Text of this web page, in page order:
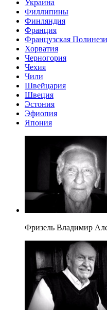
Украина
Филлипины
Финляндия
Франция
Французская
Хорватия
Черногория
Чехия
Чили
Швейцария
Швеция
Эстония
Эфиопия
Япония
Фризель Владимир